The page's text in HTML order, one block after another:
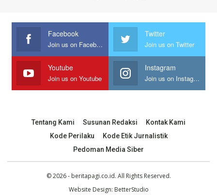
Facebook
Join us on Facebook
Twitter
Join us on Twitter
Youtube
Join us on Youtube
Instagram
Join us on Instagram
Tentang Kami Susunan Redaksi
Kontak Kami
Kode Perilaku
Kode Etik Jurnalistik
Pedoman Media Siber
© 2026 - beritapagi.co.id. All Rights Reserved.
Website Design: BetterStudio